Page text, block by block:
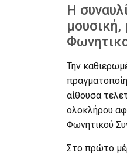
Η
Την
αίθουσα
ολοκλήρου
Φωνητικού
Στο πρώτο